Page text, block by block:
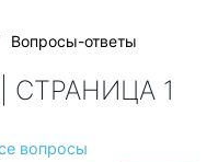
Вопросы-ответы
1
вопросы